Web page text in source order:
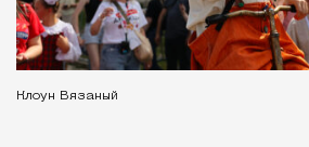
Клоун Вязаный